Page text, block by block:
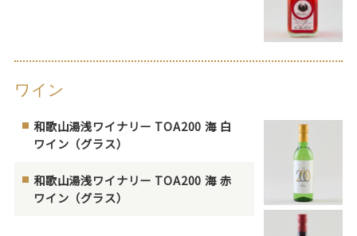
ワイン
和歌山湯浅ワイナリー TOA200 海 白
ワイン（グラス）
和歌山湯浅ワイナリー TOA200 海 赤
ワイン（グラス）